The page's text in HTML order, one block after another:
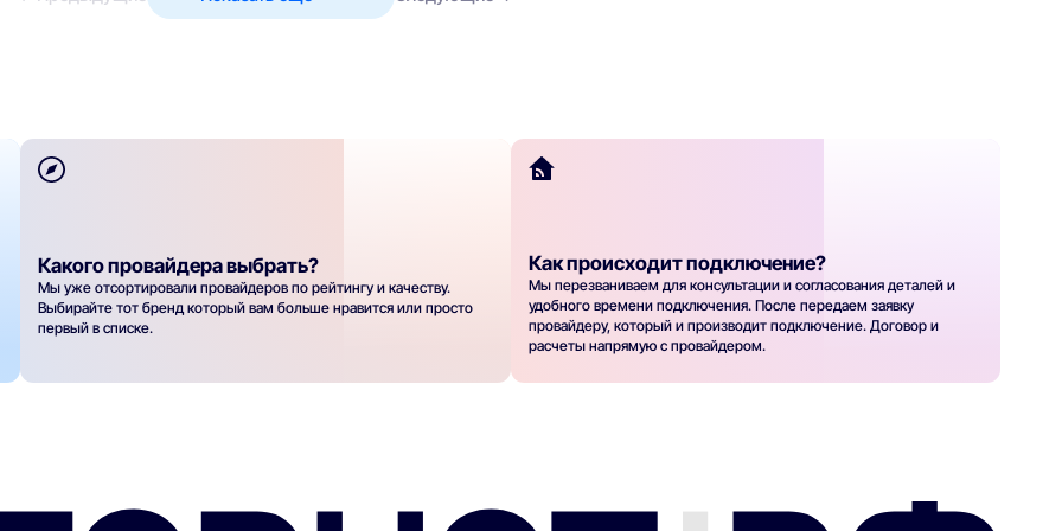
Какого провайдера выбрать?
Мы уже отсортировали провайдеров по рейтингу и качеству.
Выбирайте тот бренд который вам больше нравится или просто
первый в списке.
Как происходит подключение?
Мы перезваниваем для консультации и согласования деталей и
удобного времени подключения. После передаем заявку
провайдеру, который и производит подключение. Договор и
расчеты напрямую с провайдером.